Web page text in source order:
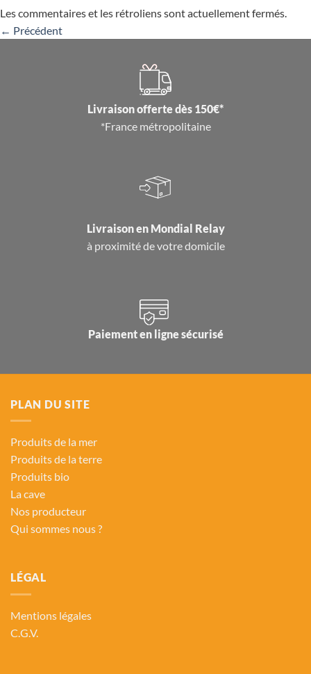
Les commentaires et les rétroliens sont actuellement fermés.
← Précédent
Livraison offerte dès 150€*
*France métropolitaine
Livraison en Mondial Relay
à proximité de votre domicile
Paiement en ligne sécurisé
PLAN DU SITE
Produits de la mer
Produits de la terre
Produits bio
La cave
Nos producteur
Qui sommes nous ?
LÉGAL
Mentions légales
C.G.V.